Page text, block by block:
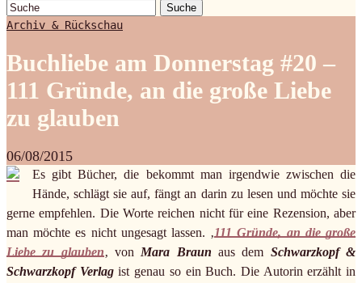
Suche
Archiv & Rückschau
Buchliebe am Donnerstag #20 –
111 Gründe, an die große Liebe
zu glauben
06/08/2015
Es gibt Bücher, die bekommt man irgendwie zwischen die
Hände, schlägt sie auf, fängt an darin zu lesen und möchte sie
gerne empfehlen. Die Worte reichen nicht für eine Rezension, aber
man möchte es nicht ungesagt lassen. ‚111 Gründe, an die große
Liebe zu glauben‚ von Mara Braun aus dem Schwarzkopf &
Schwarzkopf Verlagist genau so ein Buch. Die Autorin erzählt in